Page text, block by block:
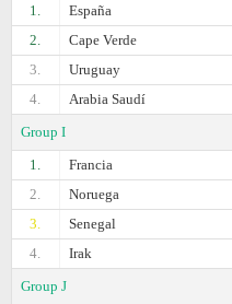
1.
España
2.
Cape Verde
3.
Uruguay
4.
Arabia Saudí
Group I
1.
Francia
2.
Noruega
3.
Senegal
4.
Irak
Group J